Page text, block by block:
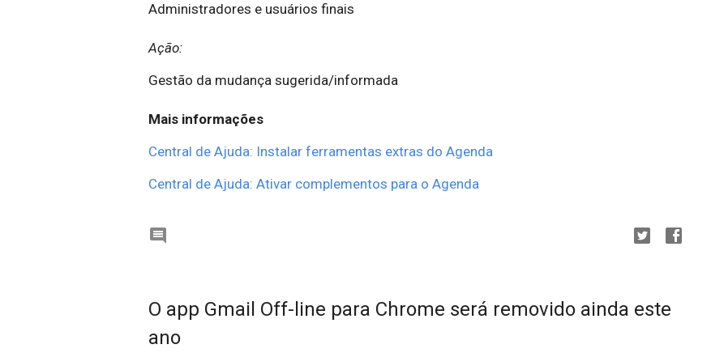
Administradores e usuários finais
Ação:
Gestão da mudança sugerida/informada
Mais informações
Central de Ajuda: Instalar ferramentas extras do Agenda
Central de Ajuda: Ativar complementos para o Agenda

O app Gmail Off-line para Chrome será removido ainda este
ano